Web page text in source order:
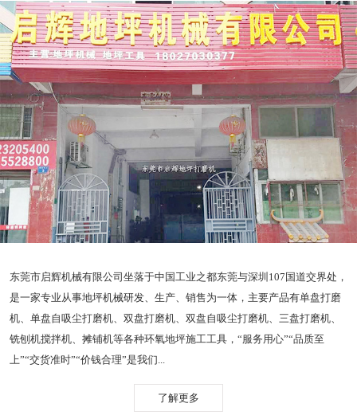
东莞市启辉机械有限公司坐落于中国工业之都东莞与深圳107国道交界处，
是一家专业从事地坪机械研发、生产、销售为一体，主要产品有单盘打磨
机、单盘自吸尘打磨机、双盘打磨机、双盘自吸尘打磨机、三盘打磨机、
铣刨机搅拌机、摊铺机等各种环氧地坪施工工具，“服务用心”“品质至
上”“交货准时”“价钱合理”是我们...
了解更多